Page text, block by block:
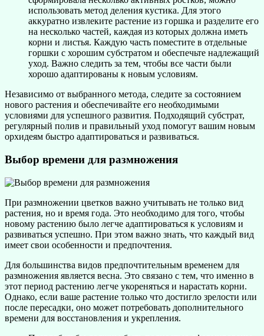
использовать метод деления кустика. Для этого
аккуратно извлеките растение из горшка и разделите его
на несколько частей, каждая из которых должна иметь
корни и листья. Каждую часть поместите в отдельные
горшки с хорошим субстратом и обеспечьте надлежащий
уход. Важно следить за тем, чтобы все части были
хорошо адаптированы к новым условиям.
Независимо от выбранного метода, следите за состоянием
нового растения и обеспечивайте его необходимыми
условиями для успешного развития. Подходящий субстрат,
регулярный полив и правильный уход помогут вашим новым
орхидеям быстро адаптироваться и развиваться.
Выбор времени для размножения
При размножении цветков важно учитывать не только вид
растения, но и время года. Это необходимо для того, чтобы
новому растению было легче адаптироваться к условиям и
развиваться успешно. При этом важно знать, что каждый вид
имеет свои особенности и предпочтения.
Для большинства видов предпочтительным временем для
размножения является весна. Это связано с тем, что именно в
этот период растению легче укореняться и нарастать корни.
Однако, если ваше растение только что достигло зрелости или
после пересадки, оно может потребовать дополнительного
времени для восстановления и укрепления.